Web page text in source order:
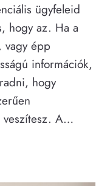
ügyfeleid
hogy az. Ha a
vagy épp
információk,
hogy
veszítesz. A…